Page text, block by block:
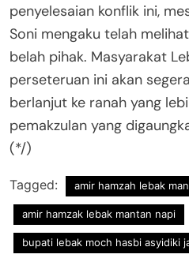
penyelesaian konflik ini,
Soni mengaku telah
belah pihak. Masyarakat
perseteruan ini akan
berlanjut ke ranah yang
pemakzulan yang
(*/)
Tagged: amir hamzah lebak
amir hamzak lebak mantan napi
bupati lebak moch hasbi asyidiki